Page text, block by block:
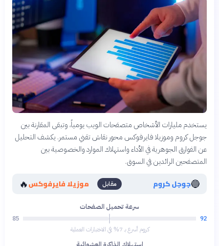
يستخدم مليارات الأشخاص متصفحات الويب يومياً، وتبقى المقارنة بين
جوجل كروم وموزيلا فايرفوكس محور نقاش تقني مستمر. يكشف التحليل
عن الفوارق الجوهرية في الأداء واستهلاك الموارد والخصوصية بين
المتصفحين الرائدين في السوق.
🔵جوجل كروم مقابل موزيلا فايرفوكس🔥
سرعة تحميل الصفحات
92
85
كروم أسرع بـ 7% في الاختبارات العملية